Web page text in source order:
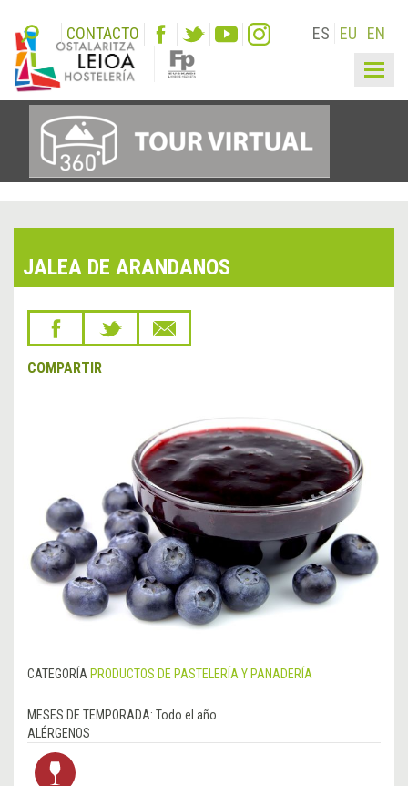
CONTACTO ES EU EN
JALEA DE ARANDANOS
COMPARTIR
CATEGORÍA PRODUCTOS DE PASTELERÍA Y PANADERÍA
MESES DE TEMPORADA: Todo el año
ALÉRGENOS